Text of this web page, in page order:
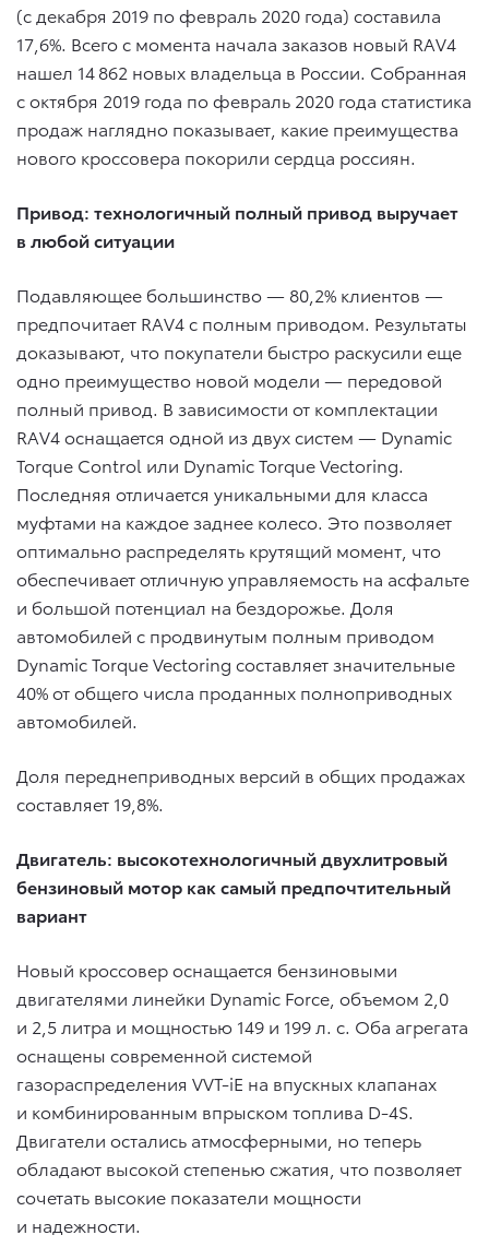
(с декабря 2019 по февраль 2020 года) составила
17,6%. Всего с момента начала заказов новый RAV4
нашел 14 862 новых владельца в России. Собранная
с октября 2019 года по февраль 2020 года статистика
продаж наглядно показывает, какие преимущества
нового кроссовера покорили сердца россиян.
Привод: технологичный полный привод выручает
в любой ситуации
Подавляющее большинство — 80,2% клиентов —
предпочитает RAV4 с полным приводом. Результаты
доказывают, что покупатели быстро раскусили еще
одно преимущество новой модели — передовой
полный привод. В зависимости от комплектации
RAV4 оснащается одной из двух систем — Dynamic
Torque Control или Dynamic Torque Vectoring.
Последняя отличается уникальными для класса
муфтами на каждое заднее колесо. Это позволяет
оптимально распределять крутящий момент, что
обеспечивает отличную управляемость на асфальте
и большой потенциал на бездорожье. Доля
автомобилей с продвинутым полным приводом
Dynamic Torque Vectoring составляет значительные
40% от общего числа проданных полноприводных
автомобилей.
Доля переднеприводных версий в общих продажах
составляет 19,8%.
Двигатель: высокотехнологичный двухлитровый
бензиновый мотор как самый предпочтительный
вариант
Новый кроссовер оснащается бензиновыми
двигателями линейки Dynamic Force, объемом 2,0
и 2,5 литра и мощностью 149 и 199 л. с. Оба агрегата
оснащены современной системой
газораспределения VVT-iE на впускных клапанах
и комбинированным впрыском топлива D-4S.
Двигатели остались атмосферными, но теперь
обладают высокой степенью сжатия, что позволяет
сочетать высокие показатели мощности
и надежности.